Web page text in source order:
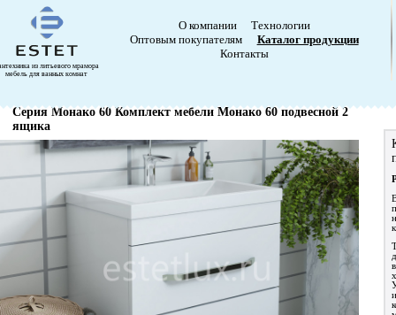
из литьевого мрамора
мебель для ванных комнат
О компании
Технологии
Оптовым покупателям
Каталог продукции
Контакты
Серия Монако 60 Комплект мебели Монако 60 подвесной 2
ящика